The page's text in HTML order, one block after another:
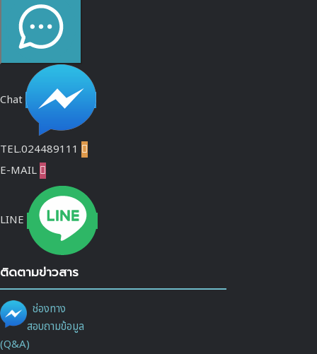
Chat
TEL.024489111 
E-MAIL 
LINE
ติดตามข่าวสาร
ช่องทาง
สอบถามข้อมูล
(Q&A)